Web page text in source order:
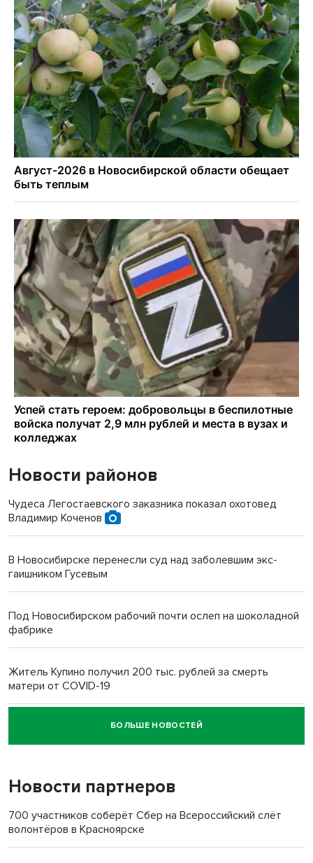
Новости районов
Чудеса Легостаевского заказника показал охотовед
Владимир Коченов
В Новосибирске перенесли суд над заболевшим экс-
гаишником Гусевым
Под Новосибирском рабочий почти ослеп на шоколадной
фабрике
Житель Купино получил 200 тыс. рублей за смерть
матери от COVID-19
Новосибирский суд наказал водителя за смерть
пенсионерки на вокзале
«Мы живём на пастбище!»: в новосибирском селе лошади
терроризируют жителей
Инвалид получил условный срок за избиение врачей
БОЛЬШЕ НОВОСТЕЙ
Новости партнеров
700 участников соберёт Сбер на Всероссийский слёт
волонтёров в Красноярске